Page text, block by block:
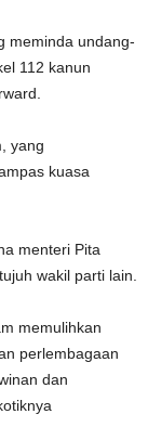
meminda undang-
112 kanun
yang
kuasa
menteri Pita
wakil parti lain.
memulihkan
perlembagaan
dan